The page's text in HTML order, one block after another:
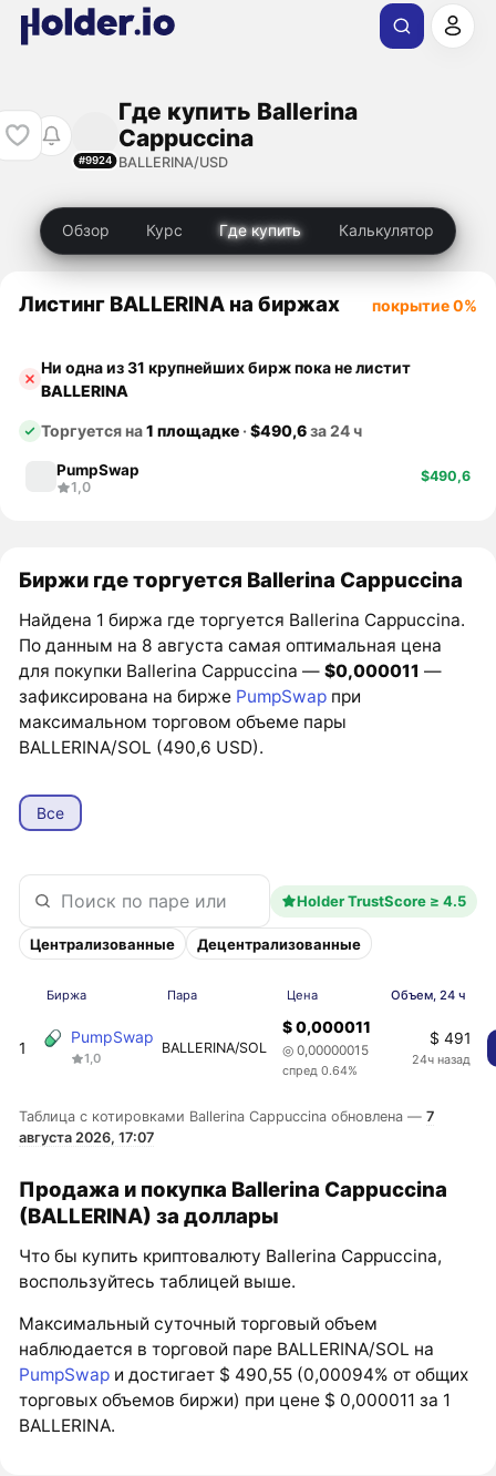
#9924
Где купить Ballerina
Cappuccina
BALLERINA/USD
Обзор Курс Где купить Калькулятор
Листинг BALLERINA на биржах покрытие 0%
Ни одна из 31 крупнейших бирж пока не листит
BALLERINA
Торгуется на1 площадке ·$490,6за 24 ч
PumpSwap
1,0
$490,6
Биржи где торгуется Ballerina Cappuccina
Найдена 1 биржа где торгуется Ballerina Cappuccina.
По данным на 8 августа самая оптимальная цена
для покупки Ballerina Cappuccina —$0,000011 —
зафиксирована на бирже PumpSwap при
максимальном торговом объеме пары
BALLERINA/SOL (490,6 USD).
Все
Holder TrustScore ≥ 4.5
Централизованные Децентрализованные
Биржа Пара Цена Объем, 24 ч
1
PumpSwap
1,0
BALLERINA/SOL
$ 0,000011
◎ 0,00000015
спред 0.64%
$ 491
24ч назад
Таблица с котировками Ballerina Cappuccina обновлена —7
августа 2026, 17:07
Продажа и покупка Ballerina Cappuccina
(BALLERINA) за доллары
Что бы купить криптовалюту Ballerina Cappuccina,
воспользуйтесь таблицей выше.
Максимальный суточный торговый объем
наблюдается в торговой паре BALLERINA/SOL на
PumpSwap и достигает $ 490,55 (0,00094% от общих
торговых объемов биржи) при цене $ 0,000011 за 1
BALLERINA.